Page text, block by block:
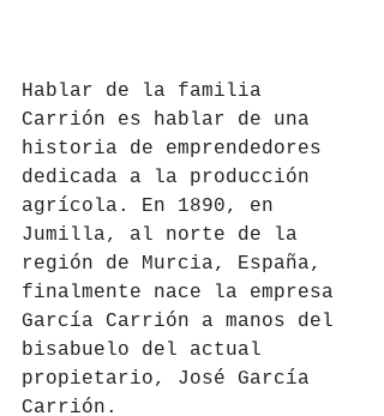
Hablar de la familia
Carrión es hablar de una
historia de emprendedores
dedicada a la producción
agrícola. En 1890, en
Jumilla, al norte de la
región de Murcia, España,
finalmente nace la empresa
García Carrión a manos del
bisabuelo del actual
propietario, José García
Carrión.